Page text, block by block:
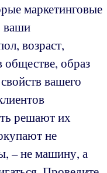
маркетинговые
ваши
возраст,
обществе, образ
вашего
решают их
не
– не машину, а